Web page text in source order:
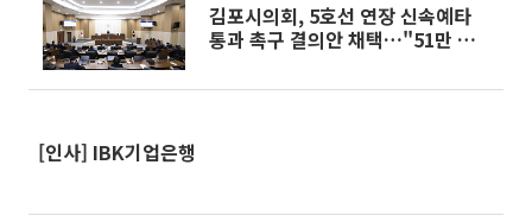
김포시의회, 5호선 연장 신속예타
통과 촉구 결의안 채택…"51만 시
[인사] IBK기업은행